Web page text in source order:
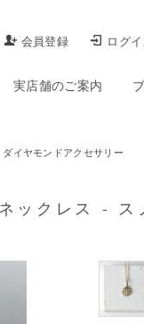
会員登録 ログ
実店舗のご案内
ダイヤモンドアクセサリー
クレス - ス